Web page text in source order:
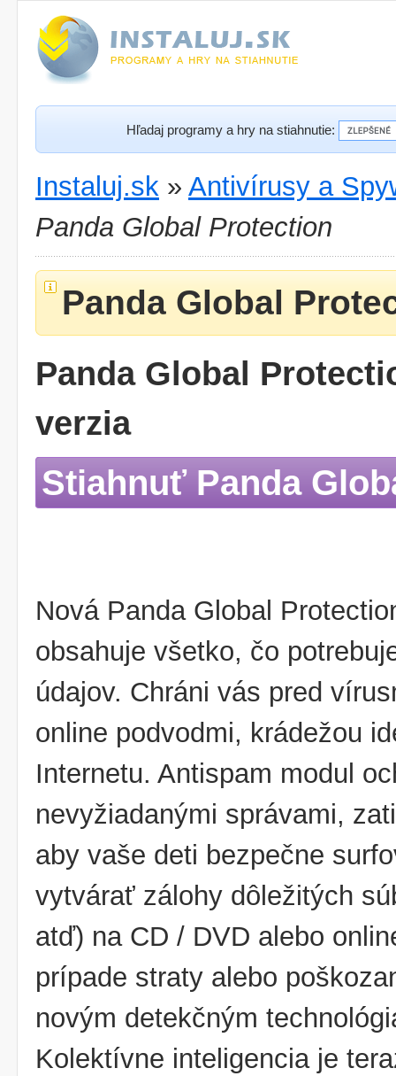
Hľadaj programy a hry na stiahnutie:
Instaluj.sk » Antivírusy a
Panda Global Protection
Panda Global
Panda Global
verzia
Stiahnuť Panda
Nová Panda Global
obsahuje všetko, čo
údajov. Chráni vás pred
online podvodmi, krádežou
Internetu. Antispam modul
nevyžiadanými správami,
aby vaše deti bezpečne
vytvárať zálohy dôležitých
atď) na CD / DVD alebo
prípade straty alebo
novým detekčným
Kolektívne inteligencia je